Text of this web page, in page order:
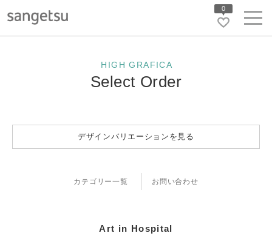
0
HIGH GRAFICA
Select Order
デザインバリエーションを見る
Art in Hospital
カテゴリー一覧 お問い合わせ